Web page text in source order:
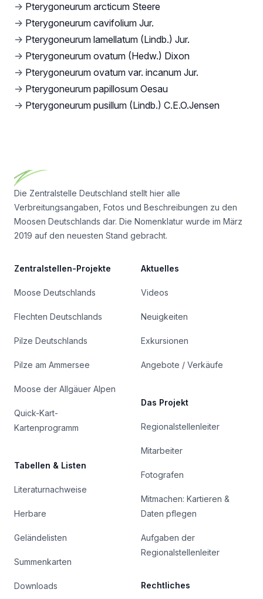
→ Pterygoneurum arcticum Steere
→ Pterygoneurum cavifolium Jur.
→ Pterygoneurum lamellatum (Lindb.) Jur.
→ Pterygoneurum ovatum (Hedw.) Dixon
→ Pterygoneurum ovatum var. incanum Jur.
→ Pterygoneurum papillosum Oesau
→ Pterygoneurum pusillum (Lindb.) C.E.O.Jensen
Die Zentralstelle Deutschland stellt hier alle
Verbreitungsangaben, Fotos und Beschreibungen zu den
Moosen Deutschlands dar. Die Nomenklatur wurde im März
2019 auf den neuesten Stand gebracht.
Zentralstellen-Projekte
Moose Deutschlands
Flechten Deutschlands
Pilze Deutschlands
Pilze am Ammersee
Moose der Allgäuer Alpen
Quick-Kart-
Kartenprogramm
Tabellen & Listen
Literaturnachweise
Herbare
Geländelisten
Summenkarten
Downloads
Aktuelles
Videos
Neuigkeiten
Exkursionen
Angebote / Verkäufe
Das Projekt
Regionalstellenleiter
Mitarbeiter
Fotografen
Mitmachen: Kartieren &
Daten pflegen
Aufgaben der
Regionalstellenleiter
Rechtliches